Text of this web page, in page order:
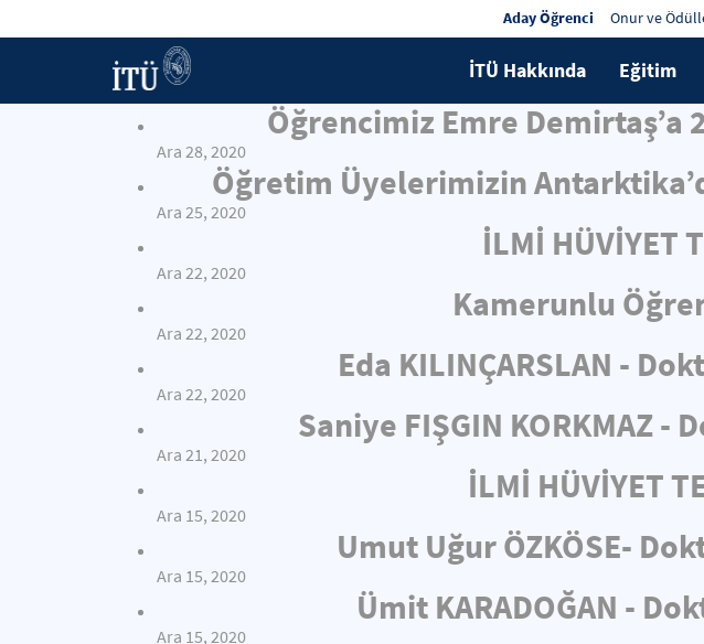
Aday Öğrenci Onur ve
İTÜ Hakkında Eğitim
Öğrencimiz Emre Demirtaş’a
Ara 28, 2020
Öğretim Üyelerimizin
Ara 25, 2020
İLMİ HÜVİYET
Ara 22, 2020
Kamerunlu
Ara 22, 2020
Eda KILINÇARSLAN -
Ara 22, 2020
Saniye FIŞGIN KORKMAZ -
Ara 21, 2020
İLMİ HÜVİYET
Ara 15, 2020
Umut Uğur ÖZKÖSE-
Ara 15, 2020
Ümit KARADOĞAN -
Ara 15, 2020